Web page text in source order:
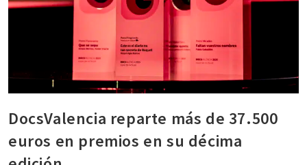
DocsValencia reparte más de 37.500
euros en premios en su décima